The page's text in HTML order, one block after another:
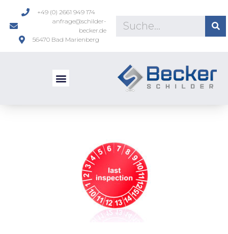
+49 (0) 2661 949 174
anfrage@schilder-
becker.de
56470 Bad Marienberg